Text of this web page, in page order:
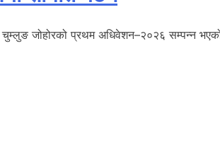
जोहोरको प्रथम अधिवेशन–२०२६ सम्पन्न